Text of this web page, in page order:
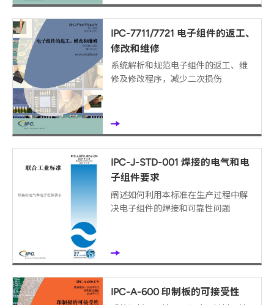
IPC-7711/7721 电子组件的返工、
修改和维修
系统解析和规范电子组件的返工、维
修及修改程序，减少二次损伤
IPC-J-STD-001 焊接的电气和电
子组件要求
阐述如何利用本标准在生产过程中解
决电子组件的焊接和可靠性问题
IPC-A-600 印制板的可接受性